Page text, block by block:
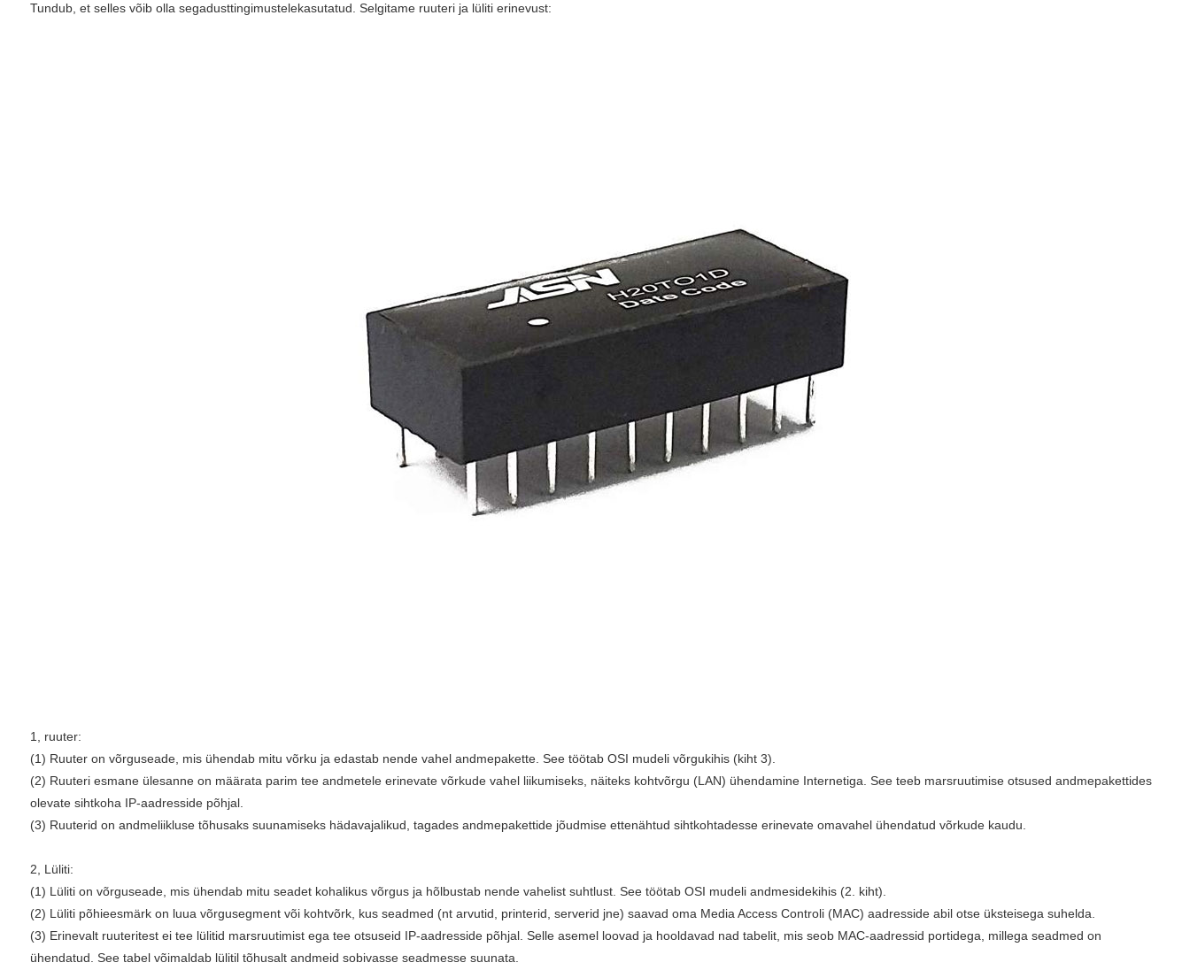
Tundub, et selles võib olla segadusttingimustelekasutatud. Selgitame ruuteri ja lüliti erinevust:
1, ruuter:
(1) Ruuter on võrguseade, mis ühendab mitu võrku ja edastab nende vahel andmepakette. See töötab OSI mudeli võrgukihis (kiht 3).
(2) Ruuteri esmane ülesanne on määrata parim tee andmetele erinevate võrkude vahel liikumiseks, näiteks kohtvõrgu (LAN) ühendamine Internetiga. See teeb marsruutimise otsused andmepakettides
olevate sihtkoha IP-aadresside põhjal.
(3) Ruuterid on andmeliikluse tõhusaks suunamiseks hädavajalikud, tagades andmepakettide jõudmise ettenähtud sihtkohtadesse erinevate omavahel ühendatud võrkude kaudu.
2, Lüliti:
(1) Lüliti on võrguseade, mis ühendab mitu seadet kohalikus võrgus ja hõlbustab nende vahelist suhtlust. See töötab OSI mudeli andmesidekihis (2. kiht).
(2) Lüliti põhieesmärk on luua võrgusegment või kohtvõrk, kus seadmed (nt arvutid, printerid, serverid jne) saavad oma Media Access Controli (MAC) aadresside abil otse üksteisega suhelda.
(3) Erinevalt ruuteritest ei tee lülitid marsruutimist ega tee otsuseid IP-aadresside põhjal. Selle asemel loovad ja hooldavad nad tabelit, mis seob MAC-aadressid portidega, millega seadmed on
ühendatud. See tabel võimaldab lülitil tõhusalt andmeid sobivasse seadmesse suunata.